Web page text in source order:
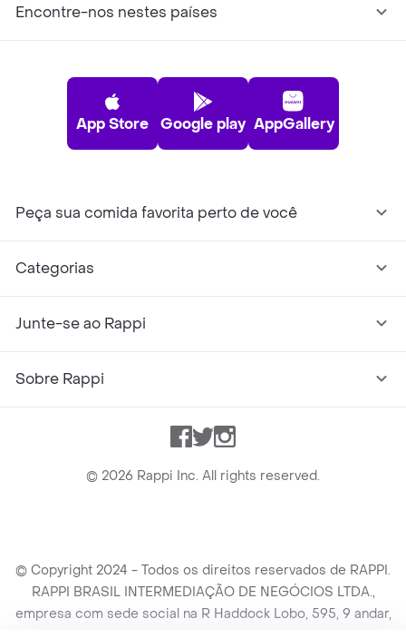
Encontre-nos nestes países
App Store Google play AppGallery
Peça sua comida favorita perto de você
Categorias
Junte-se ao Rappi
Sobre Rappi
Facebook
TwitterInstagram
© 2026 Rappi Inc. All rights reserved.
© Copyright 2024 - Todos os direitos reservados de RAPPI.
RAPPI BRASIL INTERMEDIAÇÃO DE NEGÓCIOS LTDA.,
empresa com sede social na R Haddock Lobo, 595, 9 andar,